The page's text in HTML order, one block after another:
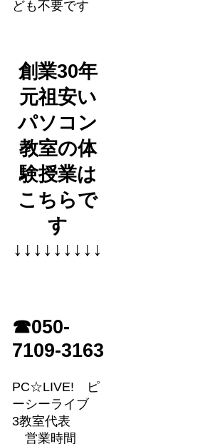
ども不要です
創業30年
元祖安い
パソコン
教室の体
験授業は
こちらで
す
↓↓↓↓↓↓↓↓↓
☎050-
7109-3163
PC☆LIVE! ピ
ーシーライブ
3教室代表
営業時間